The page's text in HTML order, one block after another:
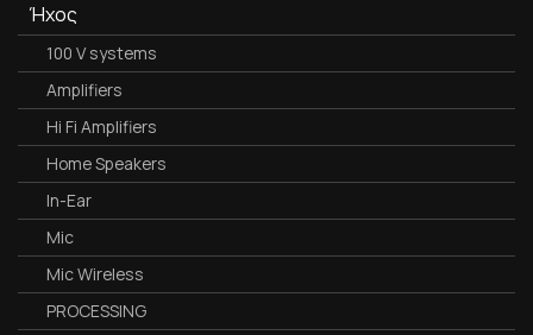
Ήχος
100 V systems
Amplifiers
Hi Fi Amplifiers
Home Speakers
In-Ear
Mic
Mic Wireless
PROCESSING